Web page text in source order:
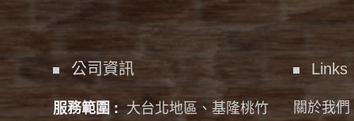
公司資訊
服務範圍 : 大台北地區、基隆桃竹
Links
關於我們